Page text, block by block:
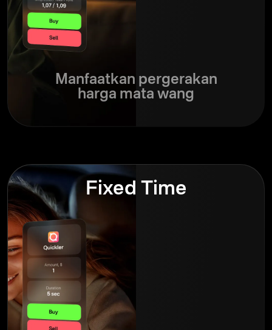
Manfaatkan pergerakan
harga mata wang
Fixed Time